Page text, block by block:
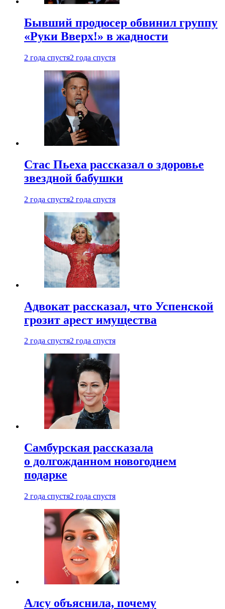
Бывший продюсер обвинил группу
«Руки Вверх!» в жадности
2 года спустя2 года спустя
Стас Пьеха рассказал о здоровье
звездной бабушки
2 года спустя2 года спустя
Адвокат рассказал, что Успенской
грозит арест имущества
2 года спустя2 года спустя
Самбурская рассказала
о долгожданном новогоднем
подарке
2 года спустя2 года спустя
Алсу объяснила, почему